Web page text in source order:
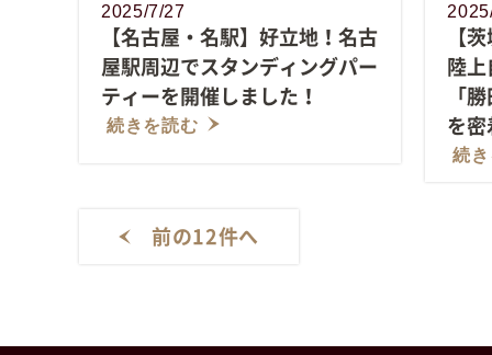
2025/7/27
【名古屋・名駅】好立地！名古
屋駅周辺でスタンディングパー
ティーを開催しました！
続きを読む
【
陸
「
を
続
前の12件へ